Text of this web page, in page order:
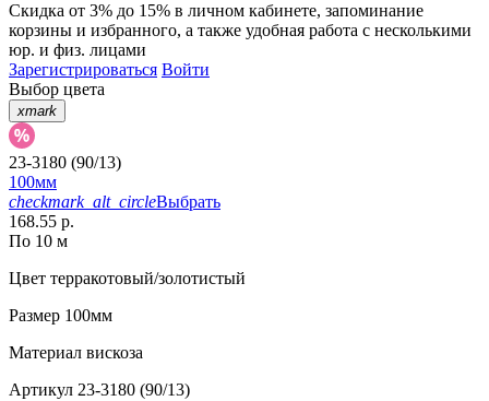
Скидка от 3% до 15% в личном кабинете, запоминание
корзины и избранного, а также удобная работа с несколькими
юр. и физ. лицами
Зарегистрироваться Войти
Выбор цвета
xmark
23-3180 (90/13)
100мм
checkmark_alt_circleВыбрать
168.55 р.
По 10 м
Цвет терракотовый/золотистый
Размер 100мм
Материал вискоза
Артикул 23-3180 (90/13)